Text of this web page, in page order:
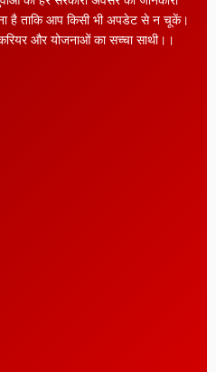
है ताकि आप किसी भी अपडेट से न चूकें।
और योजनाओं का सच्चा साथी।।